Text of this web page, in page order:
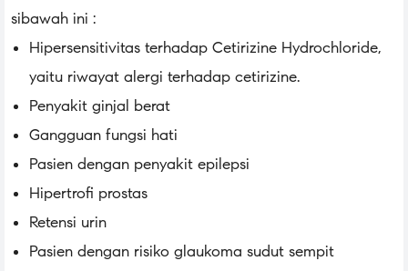
sibawah ini :
Hipersensitivitas terhadap Cetirizine Hydrochloride,
yaitu riwayat alergi terhadap cetirizine.
Penyakit ginjal berat
Gangguan fungsi hati
Pasien dengan penyakit epilepsi
Hipertrofi prostas
Retensi urin
Pasien dengan risiko glaukoma sudut sempit